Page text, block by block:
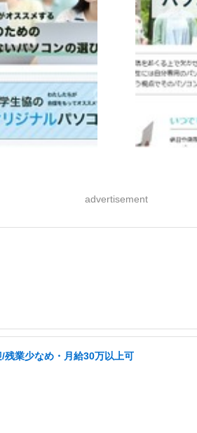
advertisement
残業少なめ・月給30万以上可